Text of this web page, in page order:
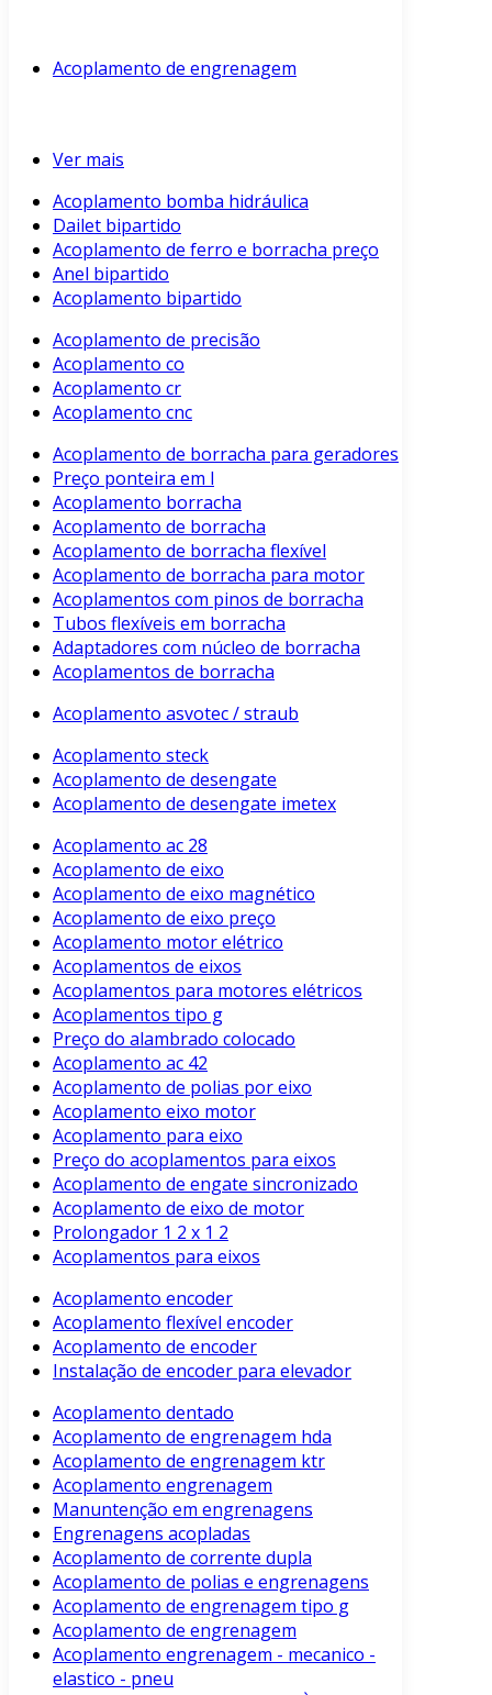
Acoplamento de engrenagem
Ver mais
Acoplamento bomba hidráulica
Dailet bipartido
Acoplamento de ferro e borracha preço
Anel bipartido
Acoplamento bipartido
Acoplamento de precisão
Acoplamento co
Acoplamento cr
Acoplamento cnc
Acoplamento de borracha para geradores
Preço ponteira em l
Acoplamento borracha
Acoplamento de borracha
Acoplamento de borracha flexível
Acoplamento de borracha para motor
Acoplamentos com pinos de borracha
Tubos flexíveis em borracha
Adaptadores com núcleo de borracha
Acoplamentos de borracha
Acoplamento asvotec / straub
Acoplamento steck
Acoplamento de desengate
Acoplamento de desengate imetex
Acoplamento ac 28
Acoplamento de eixo
Acoplamento de eixo magnético
Acoplamento de eixo preço
Acoplamento motor elétrico
Acoplamentos de eixos
Acoplamentos para motores elétricos
Acoplamentos tipo g
Preço do alambrado colocado
Acoplamento ac 42
Acoplamento de polias por eixo
Acoplamento eixo motor
Acoplamento para eixo
Preço do acoplamentos para eixos
Acoplamento de engate sincronizado
Acoplamento de eixo de motor
Prolongador 1 2 x 1 2
Acoplamentos para eixos
Acoplamento encoder
Acoplamento flexível encoder
Acoplamento de encoder
Instalação de encoder para elevador
Acoplamento dentado
Acoplamento de engrenagem hda
Acoplamento de engrenagem ktr
Acoplamento engrenagem
Manuntenção em engrenagens
Engrenagens acopladas
Acoplamento de corrente dupla
Acoplamento de polias e engrenagens
Acoplamento de engrenagem tipo g
Acoplamento de engrenagem
Acoplamento engrenagem - mecanico -
elastico - pneu